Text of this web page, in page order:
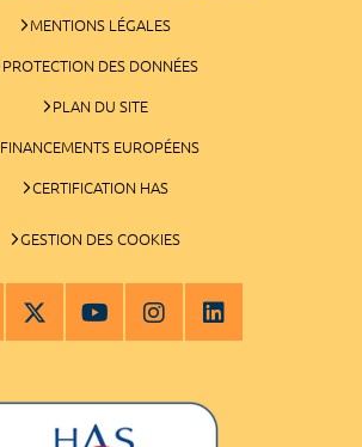
MENTIONS LÉGALES
PROTECTION DES DONNÉES
PLAN DU SITE
FINANCEMENTS EUROPÉENS
CERTIFICATION HAS
GESTION DES COOKIES